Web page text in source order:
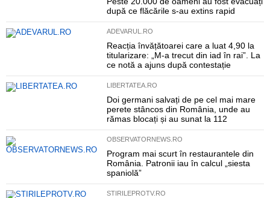
după ce flăcările s-au extins rapid
ADEVARUL.RO
Reacția învățătoarei care a luat 4,90 la
titularizare: „M-a trecut din iad în rai”. La
ce notă a ajuns după contestație
LIBERTATEA.RO
Doi germani salvați de pe cel mai mare
perete stâncos din România, unde au
rămas blocați și au sunat la 112
OBSERVATORNEWS.RO
Program mai scurt în restaurantele din
România. Patronii iau în calcul „siesta
spaniolă”
STIRILEPROTV.RO